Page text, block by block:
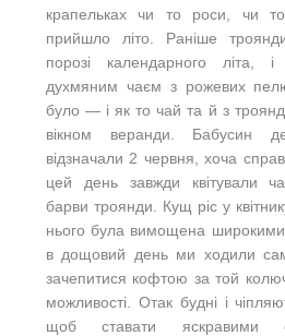
крапельках чи то роси, чи
прийшло літо. Раніше
порозі календарного літа,
духмяним чаєм з рожевих
було — і як то чай та й з
вікном веранди. Бабусин
відзначали 2 червня, хоча
цей день завжди квітували
барви троянди. Кущ ріс у
нього була вимощена
в дощовий день ми ходили
зачепитися кофтою за той
можливості. Отак будні і
щоб ставати яскравими